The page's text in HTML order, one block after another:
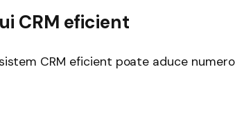
CRM eficient
CRM eficient poate aduce